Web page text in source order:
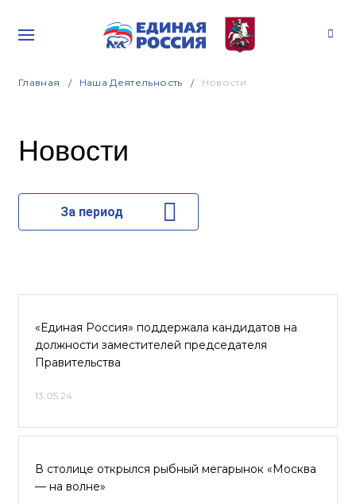
Главная Наша Деятельность Новости
Новости
За период
«Единая Россия» поддержала кандидатов на
должности заместителей председателя
Правительства
13.05.24
В столице открылся рыбный мегарынок «Москва
— на волне»